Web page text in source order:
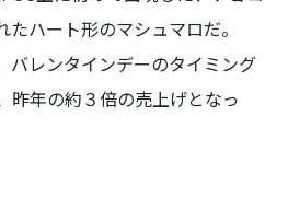
ハート形のマシュマロだ。
バレンタインデーのタイミング
昨年の約３倍の売上げとなっ